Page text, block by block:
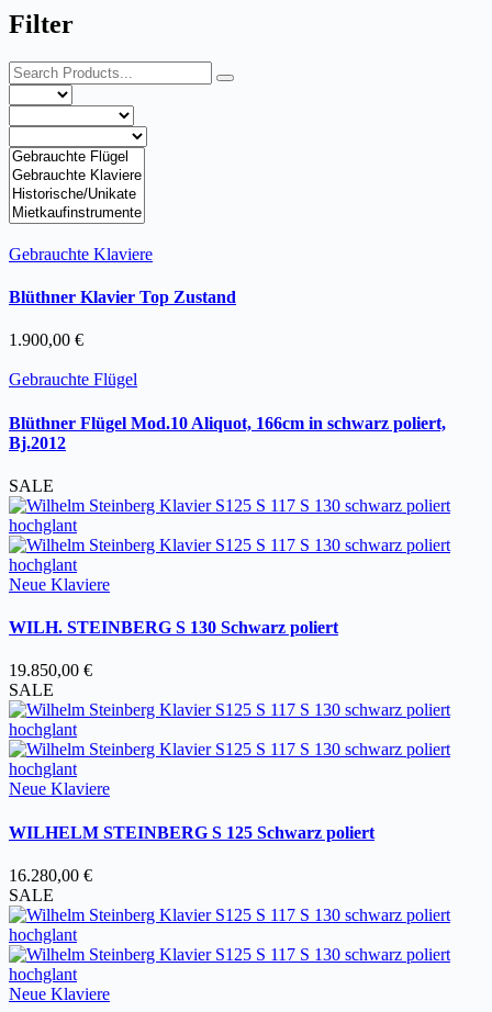
Filter
Gebrauchte Klaviere
Blüthner Klavier Top Zustand
1.900,00 €
Gebrauchte Flügel
Blüthner Flügel Mod.10 Aliquot, 166cm in schwarz poliert,
Bj.2012
SALE
Neue Klaviere
WILH. STEINBERG S 130 Schwarz poliert
19.850,00 €
SALE
Neue Klaviere
WILHELM STEINBERG S 125 Schwarz poliert
16.280,00 €
SALE
Neue Klaviere